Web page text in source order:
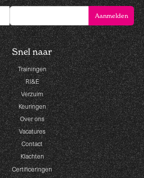
Snel naar
Trainingen
RI&E
Verzuim
Keuringen
Over ons
Vacatures
Contact
Klachten
Certificeringen